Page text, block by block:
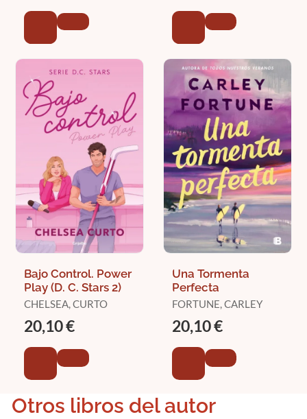
Bajo Control. Power
Play (D. C. Stars 2)
CHELSEA, CURTO
20,10 €
Una Tormenta
Perfecta
FORTUNE, CARLEY
20,10 €
Otros libros del autor